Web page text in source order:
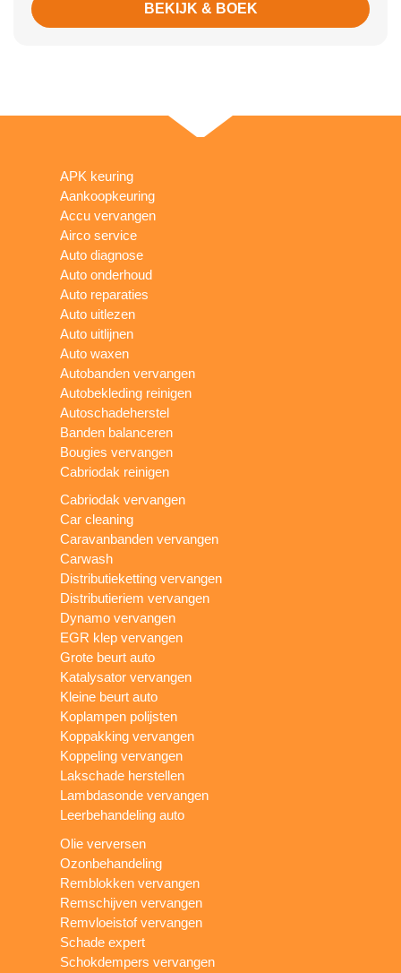
BEKIJK & BOEK
APK keuring
Aankoopkeuring
Accu vervangen
Airco service
Auto diagnose
Auto onderhoud
Auto reparaties
Auto uitlezen
Auto uitlijnen
Auto waxen
Autobanden vervangen
Autobekleding reinigen
Autoschadeherstel
Banden balanceren
Bougies vervangen
Cabriodak reinigen
Cabriodak vervangen
Car cleaning
Caravanbanden vervangen
Carwash
Distributieketting vervangen
Distributieriem vervangen
Dynamo vervangen
EGR klep vervangen
Grote beurt auto
Katalysator vervangen
Kleine beurt auto
Koplampen polijsten
Koppakking vervangen
Koppeling vervangen
Lakschade herstellen
Lambdasonde vervangen
Leerbehandeling auto
Olie verversen
Ozonbehandeling
Remblokken vervangen
Remschijven vervangen
Remvloeistof vervangen
Schade expert
Schokdempers vervangen